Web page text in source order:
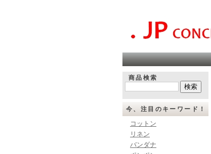
商品検索
今、注目のキーワード！
コットン
リネン
バンダナ